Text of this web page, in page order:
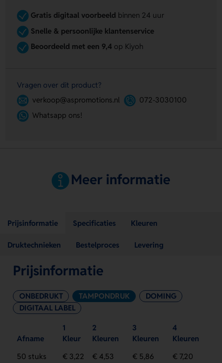
Gratis digitaal voorbeeld binnen 24 uur
Snelle & persoonlijke klantenservice
Beoordeeld met een 9,4op Kiyoh
Vragen over dit product?
verkoop@aspromotions.nl
072-3030100
Whatsapp ons!
Meer informatie
Prijsinformatie Specificaties Kleuren
Druktechnieken Bestelproces Levering
Prijsinformatie
ONBEDRUKT TAMPONDRUK
DOMING
DIGITAAL LABEL
Afname
1
Kleur
2
Kleuren
3
Kleuren
4
Kleuren
50 stuks
€ 3,22 € 4,53 € 5,86 € 7,20